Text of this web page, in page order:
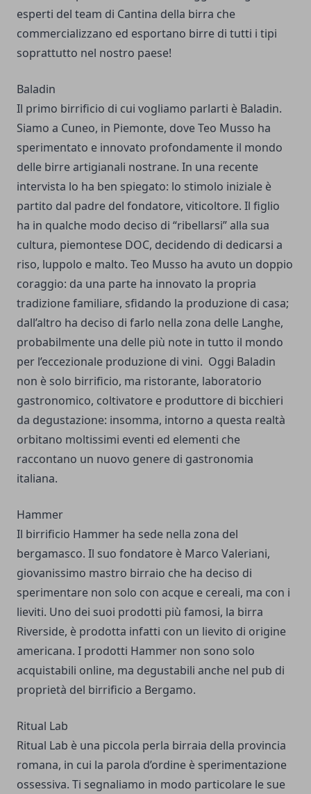
esperti del team di Cantina della birra che
commercializzano ed esportano birre di tutti i tipi
soprattutto nel nostro paese!
Baladin
Il primo birrificio di cui vogliamo parlarti è Baladin.
Siamo a Cuneo, in Piemonte, dove Teo Musso ha
sperimentato e innovato profondamente il mondo
delle birre artigianali nostrane. In una recente
intervista lo ha ben spiegato: lo stimolo iniziale è
partito dal padre del fondatore, viticoltore. Il figlio
ha in qualche modo deciso di “ribellarsi” alla sua
cultura, piemontese DOC, decidendo di dedicarsi a
riso, luppolo e malto. Teo Musso ha avuto un doppio
coraggio: da una parte ha innovato la propria
tradizione familiare, sfidando la produzione di casa;
dall’altro ha deciso di farlo nella zona delle Langhe,
probabilmente una delle più note in tutto il mondo
per l’eccezionale produzione di vini. Oggi Baladin
non è solo birrificio, ma ristorante, laboratorio
gastronomico, coltivatore e produttore di bicchieri
da degustazione: insomma, intorno a questa realtà
orbitano moltissimi eventi ed elementi che
raccontano un nuovo genere di gastronomia
italiana.
Hammer
Il birrificio Hammer ha sede nella zona del
bergamasco. Il suo fondatore è Marco Valeriani,
giovanissimo mastro birraio che ha deciso di
sperimentare non solo con acque e cereali, ma con i
lieviti. Uno dei suoi prodotti più famosi, la birra
Riverside, è prodotta infatti con un lievito di origine
americana. I prodotti Hammer non sono solo
acquistabili online, ma degustabili anche nel pub di
proprietà del birrificio a Bergamo.
Ritual Lab
Ritual Lab è una piccola perla birraia della provincia
romana, in cui la parola d’ordine è sperimentazione
ossessiva. Ti segnaliamo in modo particolare le sue